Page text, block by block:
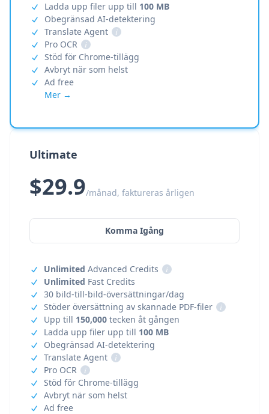
Ladda upp filer upp till 100 MB
Obegränsad AI-detektering
Translate Agent
i
Pro OCR
i
Stöd för Chrome-tillägg
Avbryt när som helst
Ad free
Mer →
Ultimate
$29.9/månad, faktureras årligen
Komma Igång
Unlimited Advanced Credits
i
Unlimited Fast Credits
30 bild-till-bild-översättningar/dag
Stöder översättning av skannade PDF-filer
i
Upp till 150,000 tecken åt gången
Ladda upp filer upp till 100 MB
Obegränsad AI-detektering
Translate Agent
i
Pro OCR
i
Stöd för Chrome-tillägg
Avbryt när som helst
Ad free